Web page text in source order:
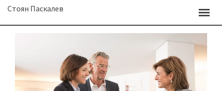
SkipСтоян Паскалев